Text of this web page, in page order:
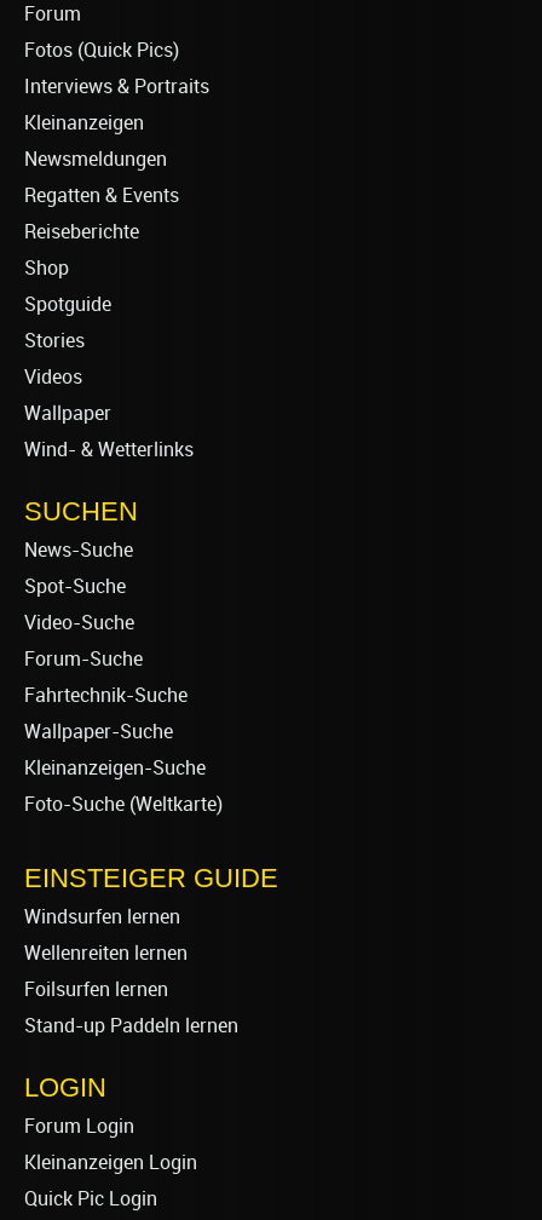
Forum
Fotos (Quick Pics)
Interviews & Portraits
Kleinanzeigen
Newsmeldungen
Regatten & Events
Reiseberichte
Shop
Spotguide
Stories
Videos
Wallpaper
Wind- & Wetterlinks
SUCHEN
News-Suche
Spot-Suche
Video-Suche
Forum-Suche
Fahrtechnik-Suche
Wallpaper-Suche
Kleinanzeigen-Suche
Foto-Suche (Weltkarte)
EINSTEIGER GUIDE
Windsurfen lernen
Wellenreiten lernen
Foilsurfen lernen
Stand-up Paddeln lernen
LOGIN
Forum Login
Kleinanzeigen Login
Quick Pic Login